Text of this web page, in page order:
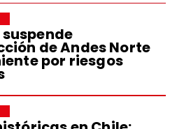
de Andes Norte
por riesgos